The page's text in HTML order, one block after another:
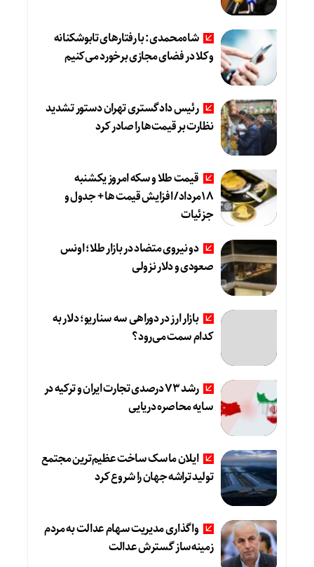
شاه‌محمدی: با رفتارهای تابوشکنانه
وکلا در فضای مجازی برخورد می‌کنیم
رئیس دادگستری تهران دستور تشدید
نظارت بر قیمت‌ها را صادر کرد
قیمت طلا و سکه امروز یکشنبه
18مرداد/ افزایش قیمت ها + جدول و
جزئیات
دو نیروی متضاد در بازار طلا؛ اونس
صعودی و دلار نزولی
بازار ارز در دوراهی سه سناریو؛ دلار به
کدام سمت می‌رود؟
رشد ۷۳ درصدی تجارت ایران و ترکیه در
سایه محاصره دریایی
ایلان ماسک ساخت عظیم‌ترین مجتمع
تولید تراشه جهان را شروع کرد
واگذاری مدیریت سهام عدالت به مردم
زمینه‌ساز گسترش عدالت